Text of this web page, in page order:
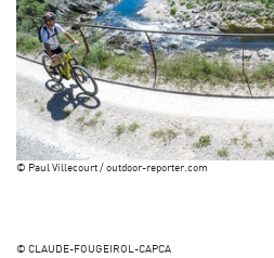
© Paul Villecourt / outdoor-reporter.com
© CLAUDE-FOUGEIROL-CAPCA